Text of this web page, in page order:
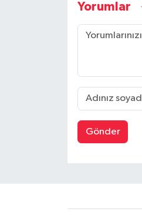
Yorumlar
Gönder